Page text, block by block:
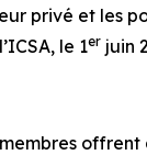
privé et les
le 1er juin